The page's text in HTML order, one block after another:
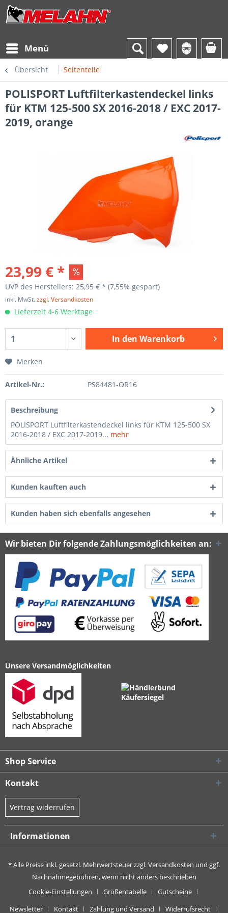
Menü
Übersicht Seitenteile
POLISPORT Luftfilterkastendeckel links
für KTM 125-500 SX 2016-2018 / EXC 2017-
2019, orange
23,99 € *
UVP des Herstellers: 25,95 € * (7,55% gespart)
inkl. MwSt.zzgl. Versandkosten
Lieferzeit 4-6 Werktage
In den Warenkorb
Merken
Artikel-Nr.: PS84481-OR16
Beschreibung
POLISPORT Luftfilterkastendeckel links für KTM 125-500 SX
2016-2018 / EXC 2017-2019... mehr
Ähnliche Artikel
Kunden kauften auch
Kunden haben sich ebenfalls angesehen
Wir bieten Dir folgende Zahlungsmöglichkeiten an:
Unsere Versandmöglichkeiten
Shop Service
Kontakt
Vertrag widerrufen
Informationen
* Alle Preise inkl. gesetzl. Mehrwertsteuer zzgl.Versandkosten und ggf.
Nachnahmegebühren, wenn nicht anders beschrieben
Cookie-Einstellungen
Größentabelle
Gutscheine
Newsletter
Kontakt Zahlung und Versand Widerrufsrecht